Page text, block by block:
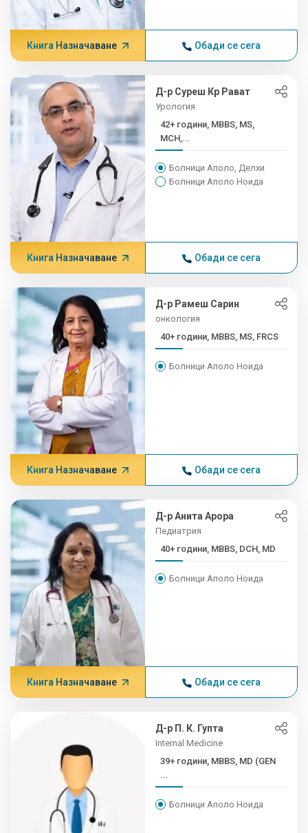
Книга Назначаване Обади се сега
Д-р Суреш Кр Рават
Урология
42+ години, MBBS, MS,
MCH,...
Болници Аполо, Делхи
Болници Аполо Ноида
Книга Назначаване Обади се сега
Д-р Рамеш Сарин
онкология
40+ години, MBBS, MS, FRCS
Болници Аполо Ноида
Книга Назначаване Обади се сега
Д-р Анита Арора
Педиатрия
40+ години, MBBS, DCH, MD
Болници Аполо Ноида
Книга Назначаване Обади се сега
Д-р П. К. Гупта
Internal Medicine
39+ години, MBBS, MD (GEN
...
Болници Аполо Ноида